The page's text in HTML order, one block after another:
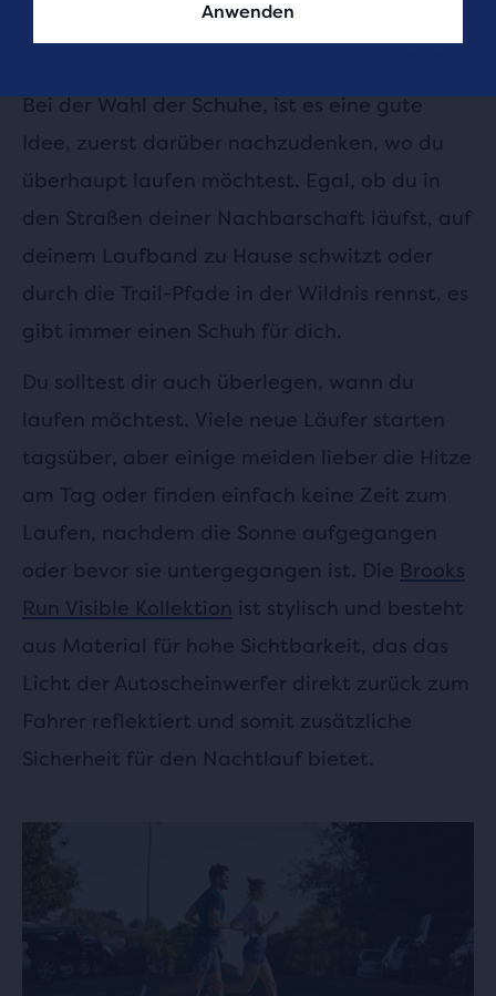
um sicherzustellen, dass das, was du an deine
Bei der Wahl der Schuhe, ist es eine gute
Idee, zuerst darüber nachzudenken, wo du
überhaupt laufen möchtest. Egal, ob du in
den Straßen deiner Nachbarschaft läufst, auf
deinem Laufband zu Hause schwitzt oder
durch die Trail-Pfade in der Wildnis rennst, es
gibt immer einen Schuh für dich.
Du solltest dir auch überlegen, wann du
laufen möchtest. Viele neue Läufer starten
tagsüber, aber einige meiden lieber die Hitze
am Tag oder finden einfach keine Zeit zum
Laufen, nachdem die Sonne aufgegangen
oder bevor sie untergegangen ist. Die Brooks
Run Visible Kollektion ist stylisch und besteht
aus Material für hohe Sichtbarkeit, das das
Licht der Autoscheinwerfer direkt zurück zum
Fahrer reflektiert und somit zusätzliche
Sicherheit für den Nachtlauf bietet.
Anwenden